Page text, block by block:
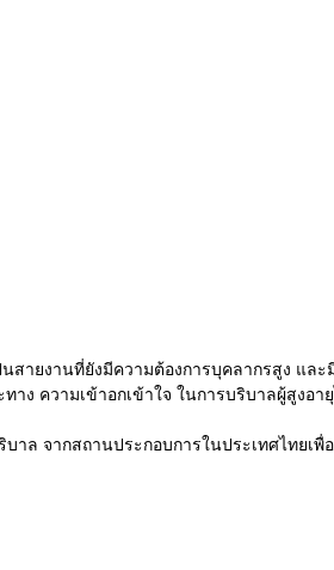
สายงานที่ยังมีความต้องการบุคลากรสูง แ
ง ความเข้าอกเข้าใจ ในการบริบาลผู้สูงอา
ล จากสถานประกอบการในประเทศไทยเพื่